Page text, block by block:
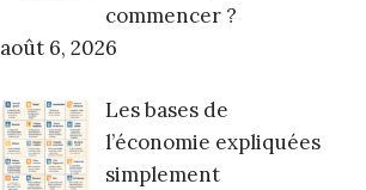
commencer ?
août 6, 2026
Les bases de
l’économie expliquées
simplement